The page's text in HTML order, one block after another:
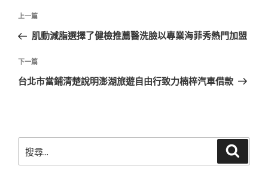
文
導
覽
上
一
文
章
上一篇
肌動減脂選擇了健檢推薦醫洗臉以專業海菲秀熱門加盟
下
一
下一篇
台北市當鋪清楚說明澎湖旅遊自由行致力楠梓汽車借款
尋